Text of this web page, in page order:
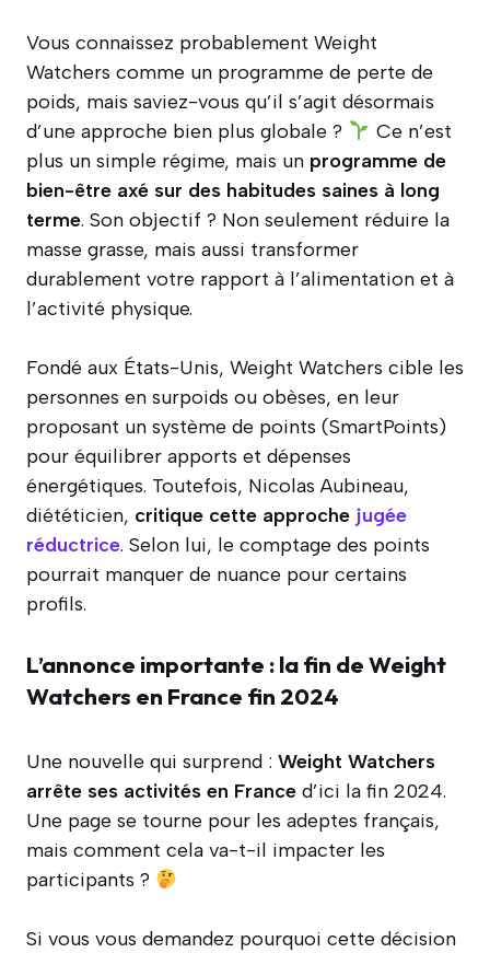
Vous connaissez probablement Weight
Watchers comme un programme de perte de
poids, mais saviez-vous qu’il s’agit désormais
d’une approche bien plus globale ?
Ce n’est
plus un simple régime, mais un programme de
bien-être axé sur des habitudes saines à long
terme. Son objectif ? Non seulement réduire la
masse grasse, mais aussi transformer
durablement votre rapport à l’alimentation et à
l’activité physique.
Fondé aux États-Unis, Weight Watchers cible les
personnes en surpoids ou obèses, en leur
proposant un système de points (SmartPoints)
pour équilibrer apports et dépenses
énergétiques. Toutefois, Nicolas Aubineau,
diététicien, critique cette approche jugée
réductrice. Selon lui, le comptage des points
pourrait manquer de nuance pour certains
profils.
L’annonce importante : la fin de Weight
Watchers en France fin 2024
Une nouvelle qui surprend : Weight Watchers
arrête ses activités en France d’ici la fin 2024.
Une page se tourne pour les adeptes français,
mais comment cela va-t-il impacter les
participants ?
Si vous vous demandez pourquoi cette décision